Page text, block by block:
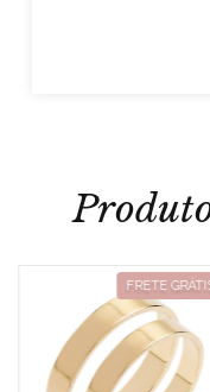
FRETE